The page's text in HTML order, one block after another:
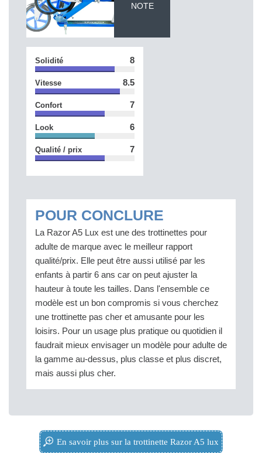
NOTE
Solidité 8
Vitesse 8.5
Confort 7
Look 6
Qualité / prix 7
POUR CONCLURE
La Razor A5 Lux est une des trottinettes pour
adulte de marque avec le meilleur rapport
qualité/prix. Elle peut être aussi utilisé par les
enfants à partir 6 ans car on peut ajuster la
hauteur à toute les tailles. Dans l'ensemble ce
modèle est un bon compromis si vous cherchez
une trottinette pas cher et amusante pour les
loisirs. Pour un usage plus pratique ou quotidien il
faudrait mieux envisager un modèle pour adulte de
la gamme au-dessus, plus classe et plus discret,
mais aussi plus cher.
En savoir plus sur la trottinette Razor A5 lux